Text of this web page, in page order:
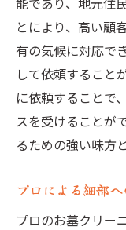
とにより、高い顧
有の気候に対応で
して依頼すること
に依頼することで
スを受けることが
るための強い味方
プロによる細部
プロのお墓クリー